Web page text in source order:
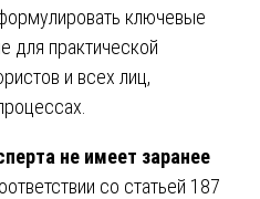
ключевые
для практической
и всех лиц,
не имеет заранее
со статьей 187